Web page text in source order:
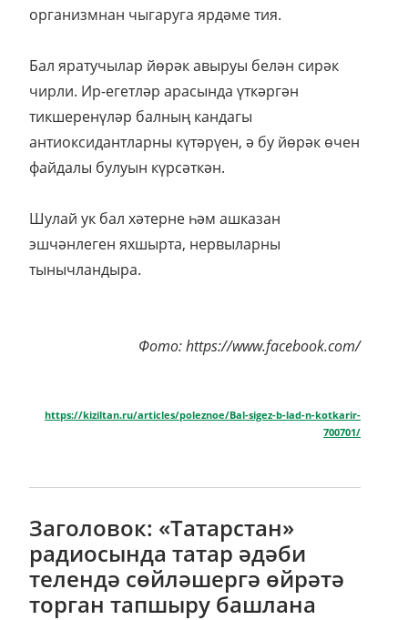
организмнан чыгаруга ярдәме тия.
Бал яратучылар йөрәк авыруы белән сирәк
чирли. Ир-егетләр арасында үткәргән
тикшеренүләр балның кандагы
антиоксидантларны күтәрүен, ә бу йөрәк өчен
файдалы булуын күрсәткән.
Шулай ук бал хәтерне һәм ашказан
эшчәнлеген яхшырта, нервыларны
тынычландыра.
Фото: https://www.facebook.com/
https://kiziltan.ru/articles/poleznoe/Bal-sigez-b-lad-n-kotkarir-
700701/
Заголовок: «Татарстан»
радиосында татар әдәби
телендә сөйләшергә өйрәтә
торган тапшыру башлана